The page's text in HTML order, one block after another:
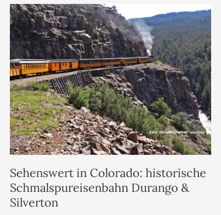
Sehenswert in Colorado: historische
Schmalspureisenbahn Durango &
Silverton